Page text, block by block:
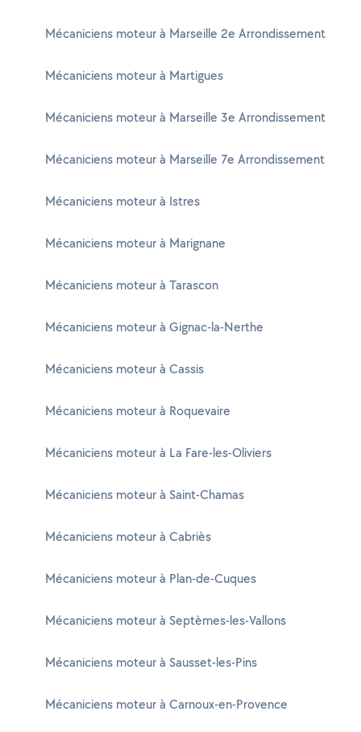
Mécaniciens moteur à Marseille 2e Arrondissement
Mécaniciens moteur à Martigues
Mécaniciens moteur à Marseille 3e Arrondissement
Mécaniciens moteur à Marseille 7e Arrondissement
Mécaniciens moteur à Istres
Mécaniciens moteur à Marignane
Mécaniciens moteur à Tarascon
Mécaniciens moteur à Gignac-la-Nerthe
Mécaniciens moteur à Cassis
Mécaniciens moteur à Roquevaire
Mécaniciens moteur à La Fare-les-Oliviers
Mécaniciens moteur à Saint-Chamas
Mécaniciens moteur à Cabriès
Mécaniciens moteur à Plan-de-Cuques
Mécaniciens moteur à Septèmes-les-Vallons
Mécaniciens moteur à Sausset-les-Pins
Mécaniciens moteur à Carnoux-en-Provence